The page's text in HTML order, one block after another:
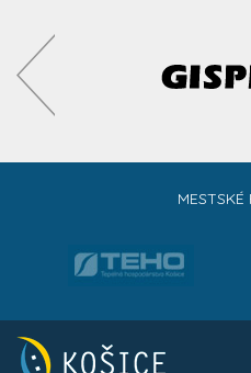
MESTSKÉ